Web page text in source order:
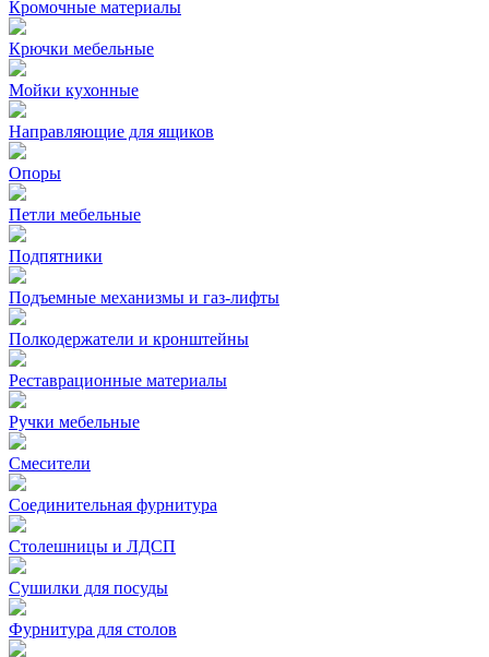
Кромочные материалы
Крючки мебельные
Мойки кухонные
Направляющие для ящиков
Опоры
Петли мебельные
Подпятники
Подъемные механизмы и газ-лифты
Полкодержатели и кронштейны
Реставрационные материалы
Ручки мебельные
Смесители
Соединительная фурнитура
Столешницы и ЛДСП
Сушилки для посуды
Фурнитура для столов